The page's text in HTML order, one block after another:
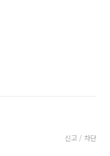
신고 / 차단